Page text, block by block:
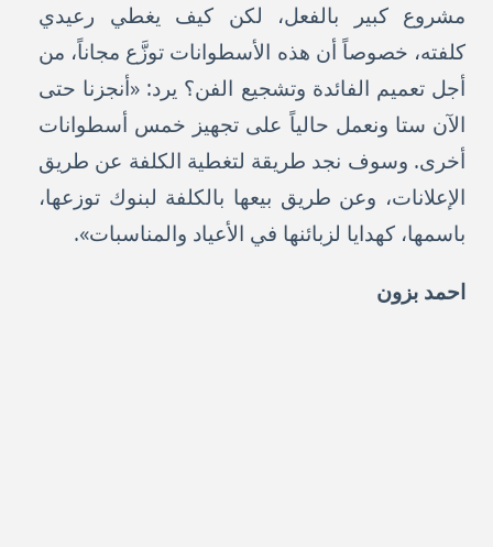
مشروع كبير بالفعل، لكن كيف يغطي رعيدي
كلفته، خصوصاً أن هذه الأسطوانات توزَّع مجاناً، من
أجل تعميم الفائدة وتشجيع الفن؟ يرد: «أنجزنا حتى
الآن ستا ونعمل حالياً على تجهيز خمس أسطوانات
أخرى. وسوف نجد طريقة لتغطية الكلفة عن طريق
الإعلانات، وعن طريق بيعها بالكلفة لبنوك توزعها،
باسمها، كهدايا لزبائنها في الأعياد والمناسبات».
احمد بزون